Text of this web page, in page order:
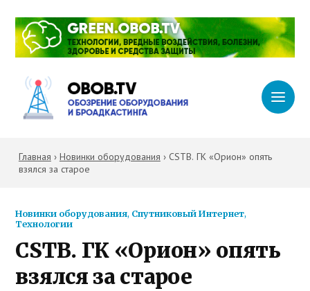
Главная › Новинки оборудования › CSTB. ГК «Орион» опять
взялся за старое
Новинки оборудования, Спутниковый Интернет,
Технологии
CSTB. ГК «Орион» опять
взялся за старое